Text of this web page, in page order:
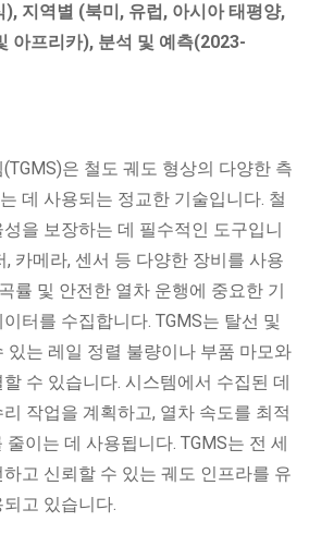
), 지역별 (북미, 유럽, 아시아 태평양,
아프리카), 분석 및 예측(2023-
은 철도 궤도 형상의 다양한 측
데 사용되는 정교한 기술입니다. 철
을 보장하는 데 필수적인 도구입니
, 카메라, 센서 등 다양한 장비를 사용
률 및 안전한 열차 운행에 중요한 기
터를 수집합니다. TGMS는 탈선 및
있는 레일 정렬 불량이나 부품 마모와
수 있습니다. 시스템에서 수집된 데
작업을 계획하고, 열차 속도를 최적
이는 데 사용됩니다. TGMS는 전 세
고 신뢰할 수 있는 궤도 인프라를 유
고 있습니다.